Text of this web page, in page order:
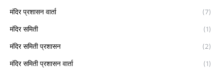
मंदिर प्रशासन वार्ता (7)
मंदिर समिती (1)
मंदिर समिती प्रशासन (2)
मंदिर समिती प्रशासन वार्ता (1)